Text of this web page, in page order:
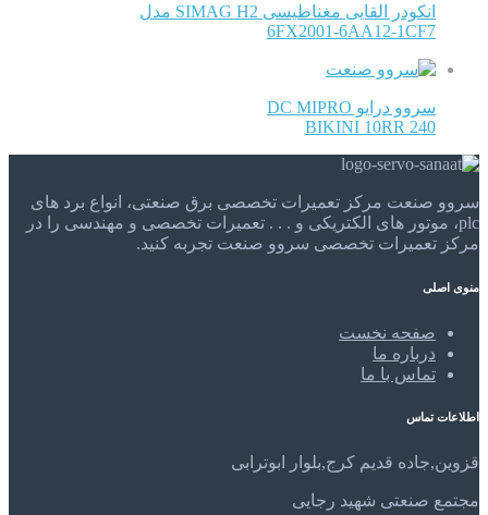
انکودر القایی مغناطیسی SIMAG H2 مدل
6FX2001-6AA12-1CF7
سروو درایو DC MIPRO
BIKINI 10RR 240
سروو صنعت مرکز تعمیرات تخصصی برق صنعتی، انواع برد های
plc، موتور های الکتریکی و . . . تعمیرات تخصصی و مهندسی را در
مرکز تعمیرات تخصصی سروو صنعت تجربه کنید.
منوی اصلی
صفحه نخست
درباره ما
تماس با ما
اطلاعات تماس
قزوین,جاده قدیم کرج,بلوار ابوترابی
مجتمع صنعتی شهید رجایی